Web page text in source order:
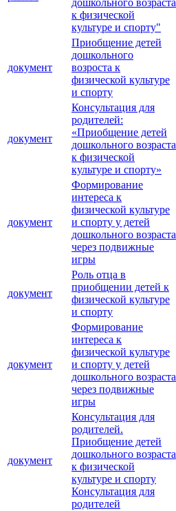
дошкольного возраста
к физической
культуре и спорту"
документ
Приобщение детей
дошкольного
возроста к
физической культуре
и спорту
документ
Консультация для
родителей:
«Приобщение детей
дошкольного возраста
к физической
культуре и спорту»
документ
Формирование
интереса к
физической культуре
и спорту у детей
дошкольного возраста
через подвижные
игры
документ
Роль отца в
приобщении детей к
физической культуре
и спорту
документ
Формирование
интереса к
физической культуре
и спорту у детей
дошкольного возраста
через подвижные
игры
документ
Консультация для
родителей.
Приобщение детей
дошкольного возраста
к физической
культуре и спорту
Консультация для
родителей